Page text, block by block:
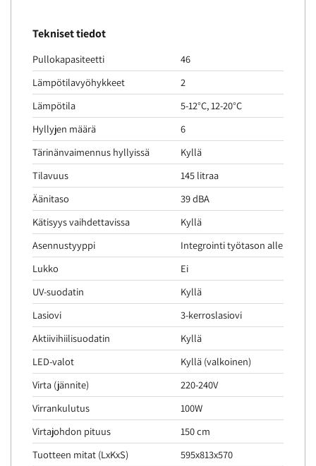
Tekniset tiedot
Pullokapasiteetti
46
Lämpötilavyöhykkeet
2
Lämpötila
5-12°C, 12-20°C
Hyllyjen määrä
6
Tärinänvaimennus hyllyissä
Kyllä
Tilavuus
145 litraa
Äänitaso
39 dBA
Kätisyys vaihdettavissa
Kyllä
Asennustyyppi
Integrointi työtason alle
Lukko
Ei
UV-suodatin
Kyllä
Lasiovi
3-kerroslasiovi
Aktiivihiilisuodatin
Kyllä
LED-valot
Kyllä (valkoinen)
Virta (jännite)
220-240V
Virrankulutus
100W
Virtajohdon pituus
150 cm
Tuotteen mitat (LxKxS)
595x813x570